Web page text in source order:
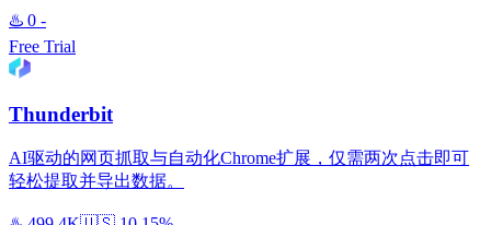
♨️ 0 -
Free Trial
Thunderbit
AI驱动的网页抓取与自动化Chrome扩展，仅需两次点击即可
轻松提取并导出数据。